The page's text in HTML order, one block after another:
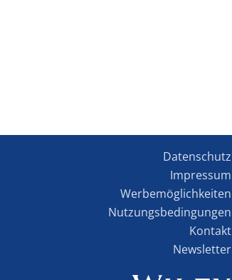
Datenschutz
Impressum
Werbemöglichkeiten
Nutzungsbedingungen
Kontakt
Newsletter